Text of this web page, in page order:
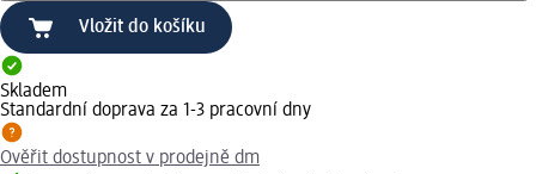
Vložit do košíku
Skladem
Standardní doprava za 1-3 pracovní dny
Ověřit dostupnost v prodejně dm